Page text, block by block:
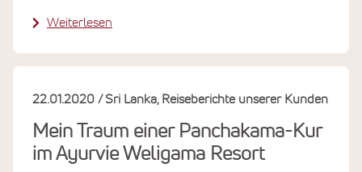
Weiterlesen
Mein Traum einer Panchakama-Kur
im Ayurvie Weligama Resort
22.01.2020 Sri Lanka Reiseberichte unserer Kunden